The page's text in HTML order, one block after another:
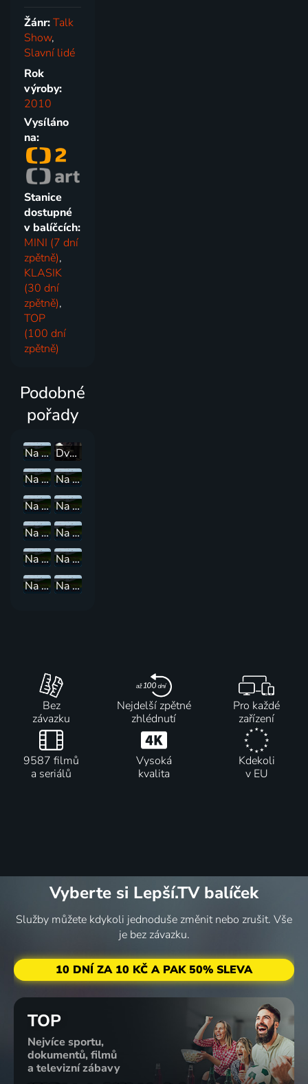
Žánr:Talk
Show,
Slavní lidé
Rok
výroby:
2010
Vysíláno
na:
Stanice
dostupné
v balíčcích:
MINI (7 dní
zpětně),
KLASIK
(30 dní
zpětně),
TOP
(100 dní
zpětně)
Podobné
pořady
Na plovárně s Václavem Větvičkou
Dva chrámy Josefa Kemra
Na plovárně s Hynkem Vichem
Na plovárně s Tomášem Netopilem
Na plovárně s Vlastou Průchovou
Na plovárně s Radovanem Lipusem
Na plovárně s Jiřím Dvořákem
Na plovárně s Petrem Alexanderem
Na plovárně s Herbem Pedersenem
Na plovárně s Radkem Bajgarem
Na plovárně s Romanem Vaňkem
Na plovárně s Janou Klusákovou
Bez
závazku
Nejdelší zpětné
zhlédnutí
Pro každé
zařízení
9587 filmů
a seriálů
Vysoká
kvalita
Kdekoli
v EU
Vyberte si Lepší.TV balíček
Služby můžete kdykoli jednoduše změnit nebo zrušit. Vše
je bez závazku.
10 DNÍ ZA 10 KČ A PAK 50% SLEVA
TOP
Nejvíce sportu,
dokumentů, filmů
a televizní zábavy